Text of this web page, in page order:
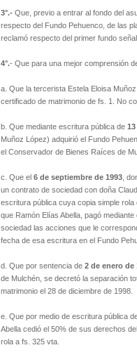
3°.- Que, previo a entrar al fondo del
respecto del Fundo Pehuenco, de las
reclamó respecto del primer fundo
4°.- Que para una mejor comprensión
a. Que la tercerista Estela Eloisa
certificado de matrimonio de fs. 1. No
b. Que mediante escritura pública de
Muñoz López) adquirió el Fundo
el Conservador de Bienes Raíces de
c. Que el 6 de septiembre de 1993 ,
un contrato de sociedad con doña
escritura pública cuya copia simple
que Ramón Elías Abella, pagó
sociedad las acciones que le
fecha de esa escritura en el Fundo
d. Que por sentencia de 2 de enero de
de Mulchén, se decretó la separación
matrimonio el 28 de diciembre de 1998.
e. Que por medio de escritura pública
Abella cedió el 50% de sus derechos
rola a fs. 325 vta.